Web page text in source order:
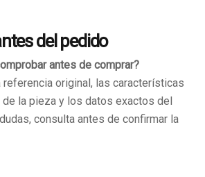
del pedido
antes de comprar?
referencia original, las características
la pieza y los datos exactos del
consulta antes de confirmar la